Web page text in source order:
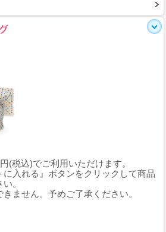
(税込)でご利用いただけます。
に入れる』ボタンをクリックして商品
。
ません。予めご了承ください。